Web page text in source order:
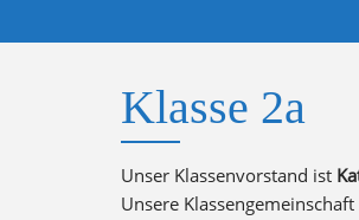
Klasse 2a
Unser Klassenvorstand ist
Unsere